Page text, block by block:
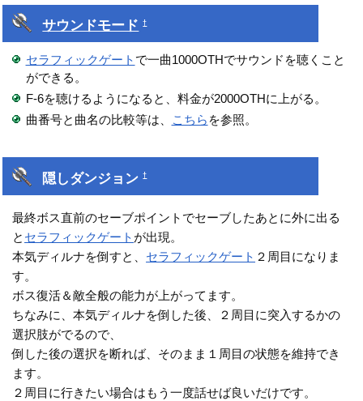
サウンドモード †
セラフィックゲート で一曲1000OTHでサウンドを聴くこと
ができる。
F-6を聴けるようになると、料金が2000OTHに上がる。
曲番号と曲名の比較等は、
こちら を参照。
隠しダンジョン†
最終ボス直前のセーブポイントでセーブしたあとに外に出る
と セラフィックゲート が出現。
本気ディルナを倒すと、 セラフィックゲート ２周目になりま
す。
ボス復活＆敵全般の能力が上がってます。
ちなみに、本気ディルナを倒した後、２周目に突入するかの
選択肢がでるので、
倒した後の選択を断れば、そのまま１周目の状態を維持でき
ます。
２周目に行きたい場合はもう一度話せば良いだけです。